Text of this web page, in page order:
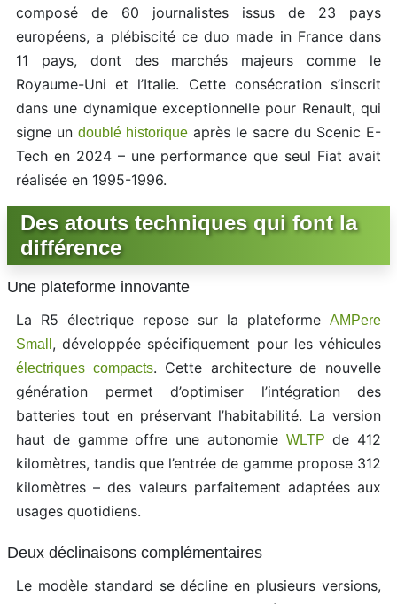
composé de 60 journalistes issus de 23 pays
européens, a plébiscité ce duo made in France dans
11 pays, dont des marchés majeurs comme le
Royaume-Uni et l’Italie. Cette consécration s’inscrit
dans une dynamique exceptionnelle pour Renault, qui
signe un doublé historique après le sacre du Scenic E-
Tech en 2024 – une performance que seul Fiat avait
réalisée en 1995-1996.
Des atouts techniques qui font la
différence
Une plateforme innovante
La R5 électrique repose sur la plateforme AMPere
Small , développée spécifiquement pour les véhicules
électriques compacts. Cette architecture de nouvelle
génération permet d’optimiser l’intégration des
batteries tout en préservant l’habitabilité. La version
haut de gamme offre une autonomie WLTP de 412
kilomètres, tandis que l’entrée de gamme propose 312
kilomètres – des valeurs parfaitement adaptées aux
usages quotidiens.
Deux déclinaisons complémentaires
Le modèle standard se décline en plusieurs versions,